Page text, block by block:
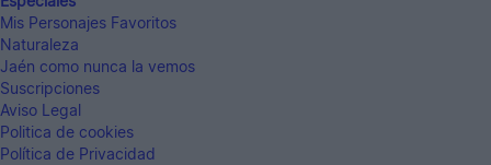
Mis Personajes Favoritos
Naturaleza
Jaén como nunca la vemos
Suscripciones
Aviso Legal
Politica de cookies
Política de Privacidad